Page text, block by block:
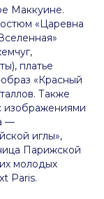
Маккуине.
«Царевна
платье
«Красный
Также
изображениями
—
иглы»,
Парижской
молодых
Paris.